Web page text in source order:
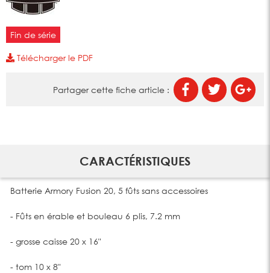
Fin de série
Télécharger le PDF
Partager cette fiche article :
CARACTÉRISTIQUES
Batterie Armory Fusion 20, 5 fûts sans accessoires
- Fûts en érable et bouleau 6 plis, 7.2 mm
- grosse caisse 20 x 16"
- tom 10 x 8"